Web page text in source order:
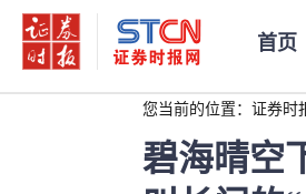
首页
您当前的位置： 证券时
碧海晴空